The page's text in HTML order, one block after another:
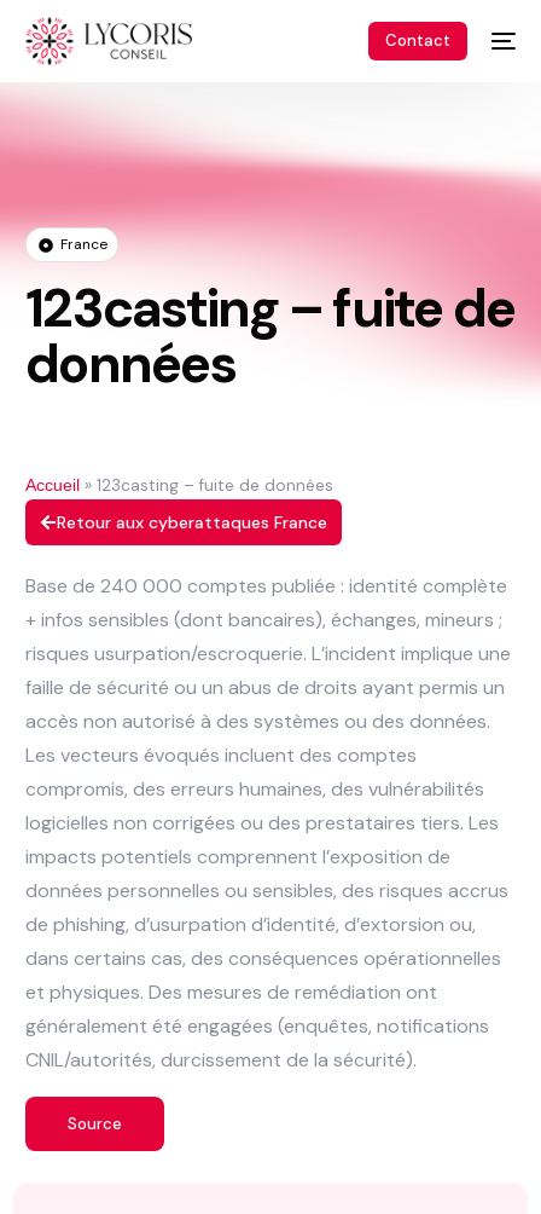
Contact
France
123casting – fuite de
données
Accueil» 123casting – fuite de données
Retour aux cyberattaques France
Base de 240 000 comptes publiée : identité complète
+ infos sensibles (dont bancaires), échanges, mineurs ;
risques usurpation/escroquerie. L’incident implique une
faille de sécurité ou un abus de droits ayant permis un
accès non autorisé à des systèmes ou des données.
Les vecteurs évoqués incluent des comptes
compromis, des erreurs humaines, des vulnérabilités
logicielles non corrigées ou des prestataires tiers. Les
impacts potentiels comprennent l’exposition de
données personnelles ou sensibles, des risques accrus
de phishing, d’usurpation d’identité, d’extorsion ou,
dans certains cas, des conséquences opérationnelles
et physiques. Des mesures de remédiation ont
généralement été engagées (enquêtes, notifications
CNIL/autorités, durcissement de la sécurité).
Source